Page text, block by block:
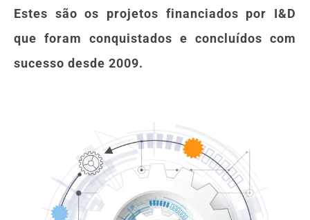
Estes são os projetos financiados por I&D
que foram conquistados e concluídos com
sucesso desde 2009.